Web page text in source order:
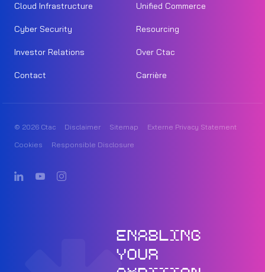
Cloud Infrastructure Unified Commerce
Cyber Security Resourcing
Investor Relations Over Ctac
Contact Carrière
© 2026 Ctac Disclaimer Sitemap
Externe Privacy Statement
Cookies
Responsible Disclosure
ENABLING
YOUR